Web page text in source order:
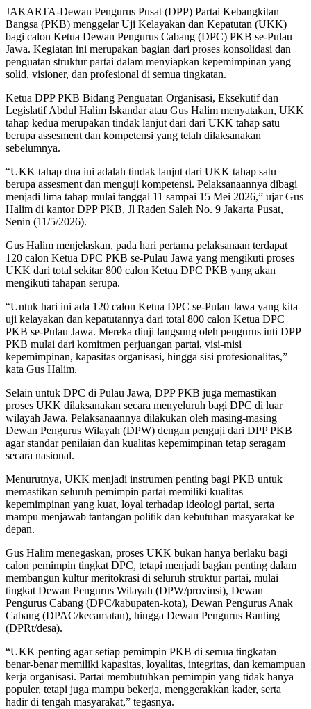
JAKARTA-Dewan Pengurus Pusat (DPP) Partai Kebangkitan
Bangsa (PKB) menggelar Uji Kelayakan dan Kepatutan (UKK)
bagi calon Ketua Dewan Pengurus Cabang (DPC) PKB se-Pulau
Jawa. Kegiatan ini merupakan bagian dari proses konsolidasi dan
penguatan struktur partai dalam menyiapkan kepemimpinan yang
solid, visioner, dan profesional di semua tingkatan.
Ketua DPP PKB Bidang Penguatan Organisasi, Eksekutif dan
Legislatif Abdul Halim Iskandar atau Gus Halim menyatakan, UKK
tahap kedua merupakan tindak lanjut dari dari UKK tahap satu
berupa assesment dan kompetensi yang telah dilaksanakan
sebelumnya.
“UKK tahap dua ini adalah tindak lanjut dari UKK tahap satu
berupa assesment dan menguji kompetensi. Pelaksanaannya dibagi
menjadi lima tahap mulai tanggal 11 sampai 15 Mei 2026,” ujar Gus
Halim di kantor DPP PKB, Jl Raden Saleh No. 9 Jakarta Pusat,
Senin (11/5/2026).
Gus Halim menjelaskan, pada hari pertama pelaksanaan terdapat
120 calon Ketua DPC PKB se-Pulau Jawa yang mengikuti proses
UKK dari total sekitar 800 calon Ketua DPC PKB yang akan
mengikuti tahapan serupa.
“Untuk hari ini ada 120 calon Ketua DPC se-Pulau Jawa yang kita
uji kelayakan dan kepatutannya dari total 800 calon Ketua DPC
PKB se-Pulau Jawa. Mereka diuji langsung oleh pengurus inti DPP
PKB mulai dari komitmen perjuangan partai, visi-misi
kepemimpinan, kapasitas organisasi, hingga sisi profesionalitas,”
kata Gus Halim.
Selain untuk DPC di Pulau Jawa, DPP PKB juga memastikan
proses UKK dilaksanakan secara menyeluruh bagi DPC di luar
wilayah Jawa. Pelaksanaannya dilakukan oleh masing-masing
Dewan Pengurus Wilayah (DPW) dengan penguji dari DPP PKB
agar standar penilaian dan kualitas kepemimpinan tetap seragam
secara nasional.
Menurutnya, UKK menjadi instrumen penting bagi PKB untuk
memastikan seluruh pemimpin partai memiliki kualitas
kepemimpinan yang kuat, loyal terhadap ideologi partai, serta
mampu menjawab tantangan politik dan kebutuhan masyarakat ke
depan.
Gus Halim menegaskan, proses UKK bukan hanya berlaku bagi
calon pemimpin tingkat DPC, tetapi menjadi bagian penting dalam
membangun kultur meritokrasi di seluruh struktur partai, mulai
tingkat Dewan Pengurus Wilayah (DPW/provinsi), Dewan
Pengurus Cabang (DPC/kabupaten-kota), Dewan Pengurus Anak
Cabang (DPAC/kecamatan), hingga Dewan Pengurus Ranting
(DPRt/desa).
“UKK penting agar setiap pemimpin PKB di semua tingkatan
benar-benar memiliki kapasitas, loyalitas, integritas, dan kemampuan
kerja organisasi. Partai membutuhkan pemimpin yang tidak hanya
populer, tetapi juga mampu bekerja, menggerakkan kader, serta
hadir di tengah masyarakat,” tegasnya.